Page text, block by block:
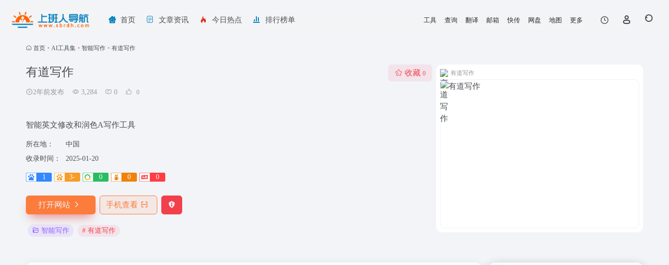
首页 文章资讯 今日热点 排行榜单 工具 查询 翻译 邮箱 快传 网盘 地图 更多
首页 • AI工具集 • 智能写作 • 有道写作
有道写作
2年前发布 3,284 0 0
收藏 0
智能英文修改和润色A写作工具
所在地：
中国
收录时间：
2025-01-20
1 3- 0 0 0
打开网站 手机查看
智能写作 # 有道写作
有道写作